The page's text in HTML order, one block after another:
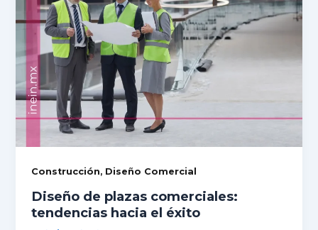
Construcción, Diseño Comercial
Diseño de plazas comerciales:
tendencias hacia el éxito